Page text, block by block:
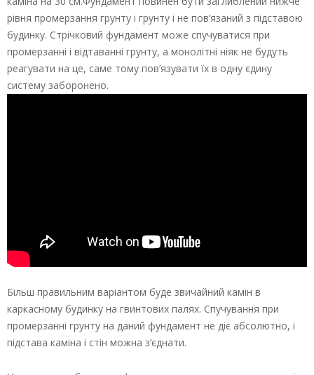
рівня промерзання грунту і грунту і не пов’язаний з підставою
будинку. Стрічковий фундамент може спучуватися при
промерзанні і відтаванні грунту, а монолітні ніяк не будуть
реагувати на це, саме тому пов’язувати їх в одну єдину
систему заборонено.
Більш правильним варіантом буде звичайний камін в
каркасному будинку на гвинтових палях. Спучування при
промерзанні грунту на даний фундамент не діє абсолютно, і
підстава каміна і стін можна з’єднати.